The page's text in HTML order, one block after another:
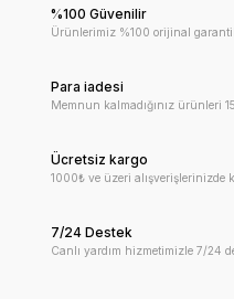
%100 Güvenilir
Ürünlerimiz %100 orijinal
Para iadesi
Memnun kalmadığınız ürünleri
Ücretsiz kargo
1000₺ ve üzeri alışverişlerinizde
7/24 Destek
Canlı yardım hizmetimizle 7/24